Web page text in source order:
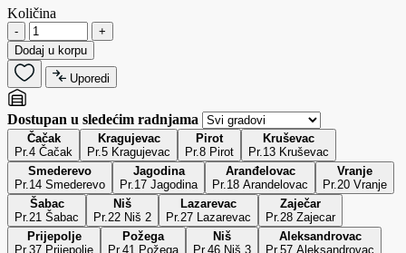
Količina
-
+
Dodaj u korpu
Uporedi
Dostupan u sledećim radnjama
Čačak
Pr.4 Čačak
Kragujevac
Pr.5 Kragujevac
Pirot
Pr.8 Pirot
Kruševac
Pr.13 Kruševac
Smederevo
Pr.14 Smederevo
Jagodina
Pr.17 Jagodina
Aranđelovac
Pr.18 Arandelovac
Vranje
Pr.20 Vranje
Šabac
Pr.21 Šabac
Niš
Pr.22 Niš 2
Lazarevac
Pr.27 Lazarevac
Zaječar
Pr.28 Zajecar
Prijepolje
Pr.37 Prijepolje
Požega
Pr.41 Požega
Niš
Pr.46 Niš 3
Aleksandrovac
Pr.57 Aleksandrovac